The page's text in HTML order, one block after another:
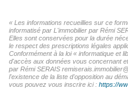
« Les informations recueillies sur ce
informatisé par L'immobilier par Rémi
Elles sont conservées pour la durée
le respect des prescriptions légales
Conformément à la loi « informatique et
d'accès aux données vous concernant
par Rémi SERAIS
l'existence de la liste d'opposition au
vous pouvez vous inscrire ici : https://